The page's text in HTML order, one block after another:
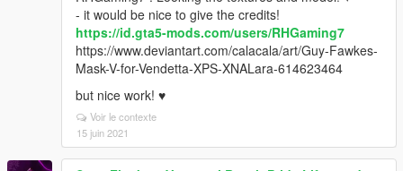
- it would be nice to give the credits!
https://id.gta5-mods.com/users/RHGaming7
https://www.deviantart.com/calacala/art/Guy-Fawkes-
Mask-V-for-Vendetta-XPS-XNALara-614623464
but nice work! ♥
Voir le contexte
15 juin 2021